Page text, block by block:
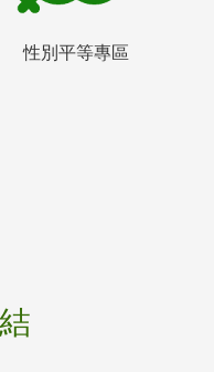
性別平等專區